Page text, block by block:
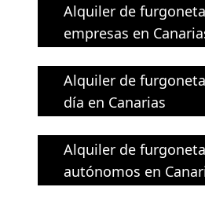
Alquiler de
empresas en
Alquiler de
día en Canarias
Alquiler de
autónomos en